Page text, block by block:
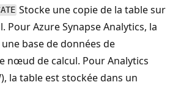
Stocke une copie de la table sur
Azure Synapse Analytics, la
base de données de
nœud de calcul. Pour Analytics
la table est stockée dans un